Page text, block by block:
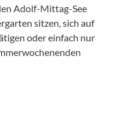
Adolf-Mittag-See
sitzen, sich auf
oder einfach nur